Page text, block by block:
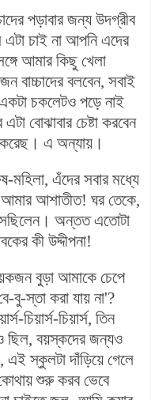
পড়াবার জন্য উদগ্রীব
চাই না আপনি এদের
আমার কিছু খেলা
বাচ্চাদের বলবেন, সবাই
চকলেটও পড়ে নাই
বোঝাবার চেষ্টা করবেন
এ অন্যায়।
মহিলা, এঁদের সবার মধ্যে
আমার আশাতীত! ঘর তেকে,
আসছিলেন। অন্তত এতোটা
কী উদ্দীপনা!
বুড়া আমাকে চেপে
বু-স্তা করা যায় না'?
চিয়ার্স-চিয়ার্স, তিন
ছিল, বয়স্কদের জন্যও
স্কুলটা দাঁড়িয়ে গেলে
শুরু করব ভেবে